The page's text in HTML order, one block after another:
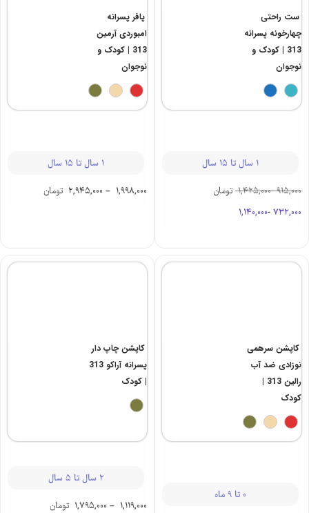
ست راحتی
چهارخونه پسرانه
313 | کودک و
نوجوان
1 سال تا 15 سال
915,000
-
1,425,000
732,000
-
1,140,000
تومان
پافر پسرانه
امبوردی آرمین
313 | کودک و
نوجوان
1 سال تا 15 سال
1,998,000
–
2,945,000 تومان
کاپشن سرهمی
نوزادی ضد آب
رالین 313 |
کودک
0 تا 9 ماه
کاپشن چاپ‌ دار
پسرانه آراکو 313
| کودک
2 سال تا 5 سال
1,119,000
–
1,795,000 تومان